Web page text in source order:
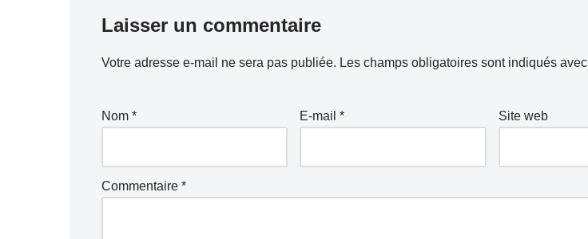
Laisser un commentaire
Votre adresse e-mail ne sera pas publiée. Les champs obligatoires sont indiqués avec
Nom * E-mail* Site web
Commentaire *